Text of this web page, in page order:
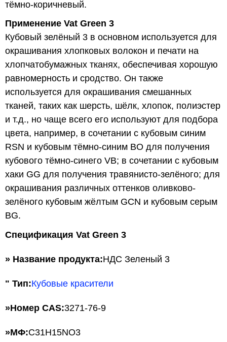
тёмно-коричневый.
Применение Vat Green 3
Кубовый зелёный 3 в основном используется для
окрашивания хлопковых волокон и печати на
хлопчатобумажных тканях, обеспечивая хорошую
равномерность и сродство. Он также
используется для окрашивания смешанных
тканей, таких как шерсть, шёлк, хлопок, полиэстер
и т.д., но чаще всего его используют для подбора
цвета, например, в сочетании с кубовым синим
RSN и кубовым тёмно-синим BO для получения
кубового тёмно-синего VB; в сочетании с кубовым
хаки GG для получения травянисто-зелёного; для
окрашивания различных оттенков оливково-
зелёного кубовым жёлтым GCN и кубовым серым
BG.
Спецификация Vat Green 3
» Название продукта:НДС Зеленый 3
" Тип:Кубовые красители
»Номер CAS:3271-76-9
»МФ:C31H15NO3